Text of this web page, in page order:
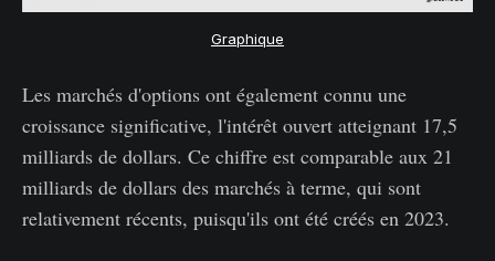
Graphique
Les marchés d'options ont également connu une
croissance significative, l'intérêt ouvert atteignant 17,5
milliards de dollars. Ce chiffre est comparable aux 21
milliards de dollars des marchés à terme, qui sont
relativement récents, puisqu'ils ont été créés en 2023.